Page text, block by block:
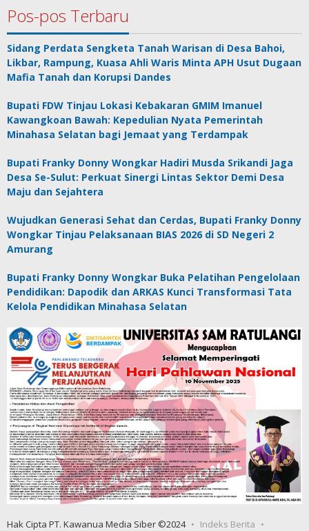
Pos-pos Terbaru
Sidang Perdata Sengketa Tanah Warisan di Desa Bahoi,
Likbar, Rampung, Kuasa Ahli Waris Minta APH Usut Dugaan
Mafia Tanah dan Korupsi Dandes
Bupati FDW Tinjau Lokasi Kebakaran GMIM Imanuel
Kawangkoan Bawah: Kepedulian Nyata Pemerintah
Minahasa Selatan bagi Jemaat yang Terdampak
Bupati Franky Donny Wongkar Hadiri Musda Srikandi Jaga
Desa Se-Sulut: Perkuat Sinergi Lintas Sektor Demi Desa
Maju dan Sejahtera
Wujudkan Generasi Sehat dan Cerdas, Bupati Franky Donny
Wongkar Tinjau Pelaksanaan BIAS 2026 di SD Negeri 2
Amurang
Bupati Franky Donny Wongkar Buka Pelatihan Pengelolaan
Pendidikan: Dapodik dan ARKAS Kunci Transformasi Tata
Kelola Pendidikan Minahasa Selatan
Hak Cipta PT. Kawanua Media Siber ©2024
Indeks Berita